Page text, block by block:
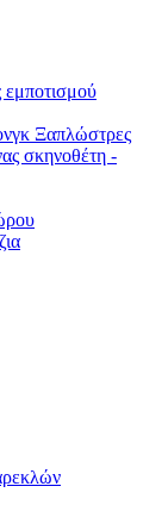
εμποτισμού
Ξαπλώστρες
σκηνοθέτη -